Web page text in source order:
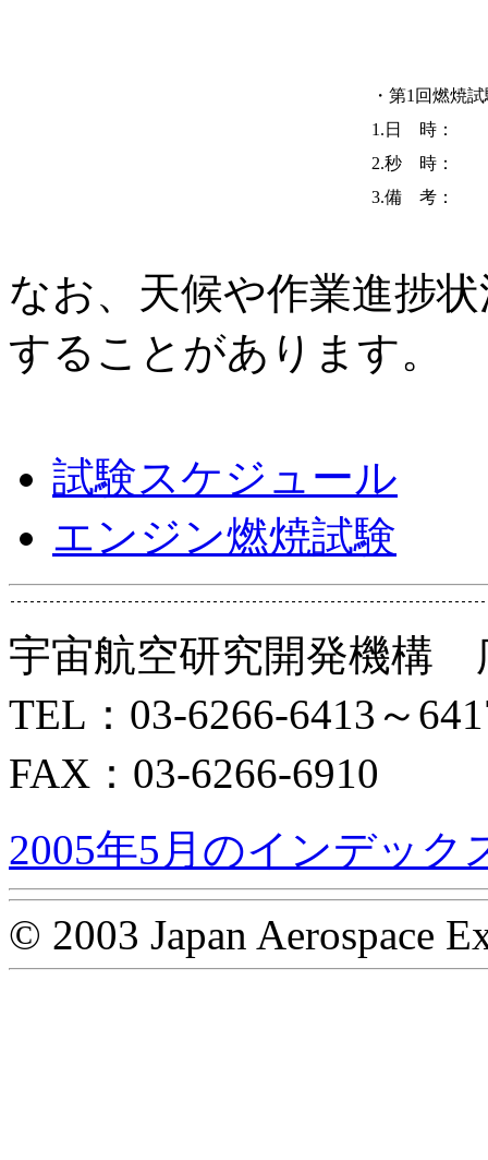
・第1回燃焼
1.日 時：
2.秒 時：
3.備 考：
なお、天候や作業進捗
することがあります。
試験スケジュール
エンジン燃焼試験
宇宙航空研究開発機構
TEL：03-6266-6413～
FAX：03-6266-6910
2005年5月のインデック
© 2003 Japan Aerospace